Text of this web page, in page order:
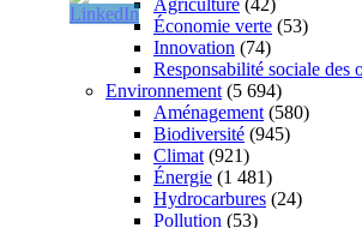
Économie verte (53)
Innovation (74)
Responsabilité sociale des
Environnement (5 694)
Aménagement (580)
Biodiversité (945)
Climat (921)
Énergie (1 481)
Hydrocarbures (24)
Pollution (53)